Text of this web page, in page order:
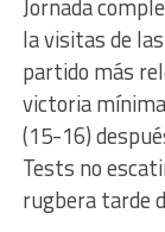
Jornada
la visitas de
partido más
victoria
(15-16)
Tests no
rugbera tarde